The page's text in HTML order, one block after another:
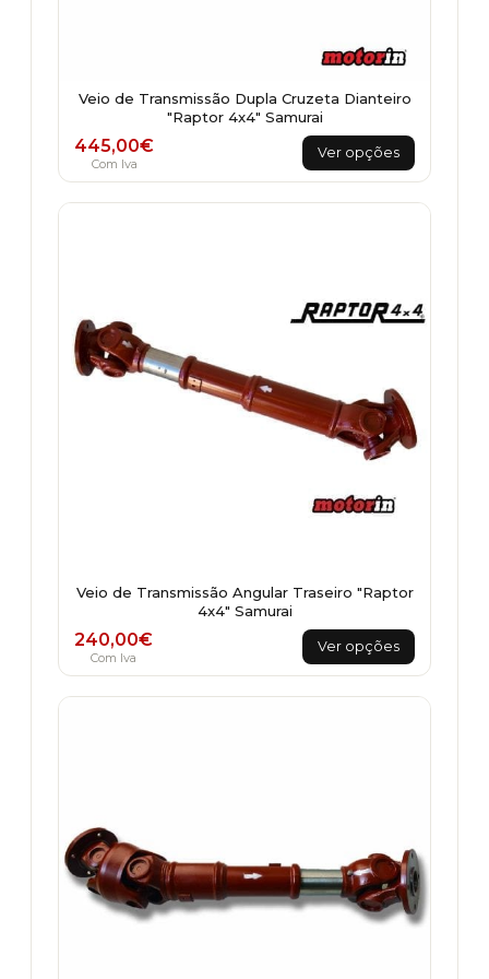
Veio de Transmissão Dupla Cruzeta Dianteiro
"Raptor 4x4" Samurai
445,00€
Com Iva
Ver opções
This
product
has
multiple
be
product
page
Veio de Transmissão Angular Traseiro "Raptor
4x4" Samurai
240,00€
Com Iva
Ver opções
This
product
has
multiple
the
product
page